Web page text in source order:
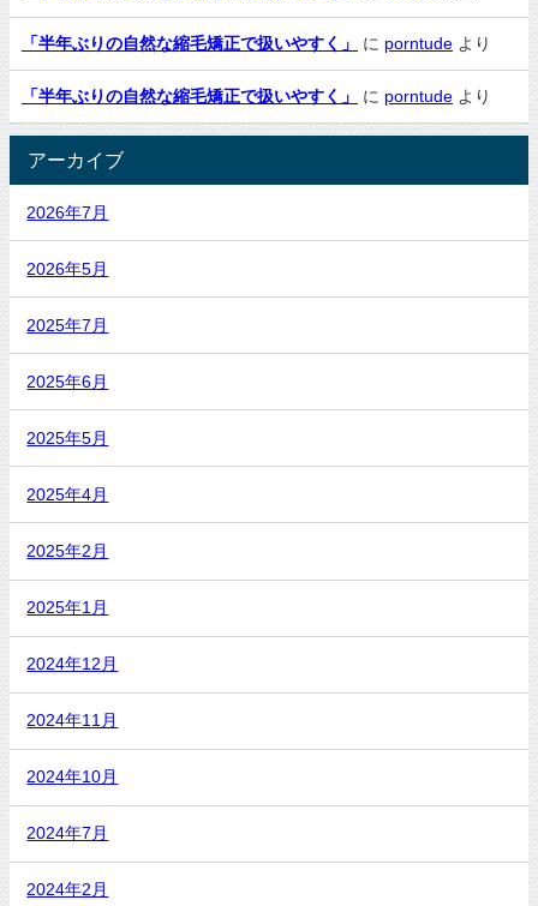
「半年ぶりの自然な縮毛矯正で扱いやすく」 に porntude より
「半年ぶりの自然な縮毛矯正で扱いやすく」 に porntude より
アーカイブ
2026年7月
2026年5月
2025年7月
2025年6月
2025年5月
2025年4月
2025年2月
2025年1月
2024年12月
2024年11月
2024年10月
2024年7月
2024年2月